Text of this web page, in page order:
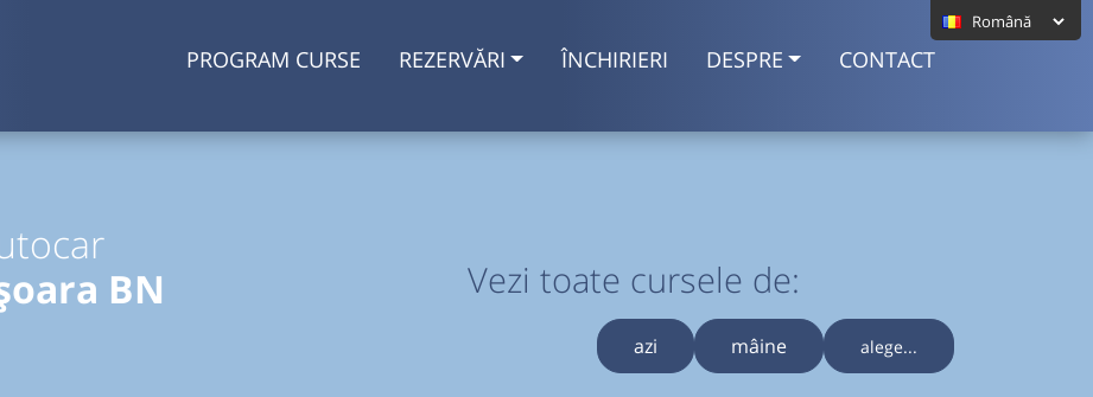
PROGRAM CURSE REZERVĂRI ÎNCHIRIERI DESPRE CONTACT
BN
Vezi toate cursele de:
azi mâine alege...